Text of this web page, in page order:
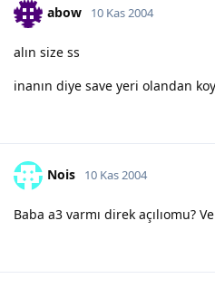
abow 10 Kas 2004
alın size ss
inanın diye save yeri olandan
Nois 10 Kas 2004
Baba a3 varmı direk açılıomu?